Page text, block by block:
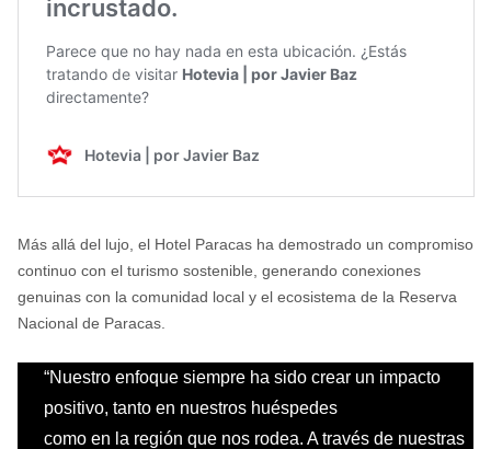
Más allá del lujo, el Hotel Paracas ha demostrado un compromiso
continuo con el turismo sostenible, generando conexiones
genuinas con la comunidad local y el ecosistema de la Reserva
Nacional de Paracas.
“Nuestro enfoque siempre ha sido crear un impacto
positivo, tanto en nuestros huéspedes
como en la región que nos rodea. A través de nuestras